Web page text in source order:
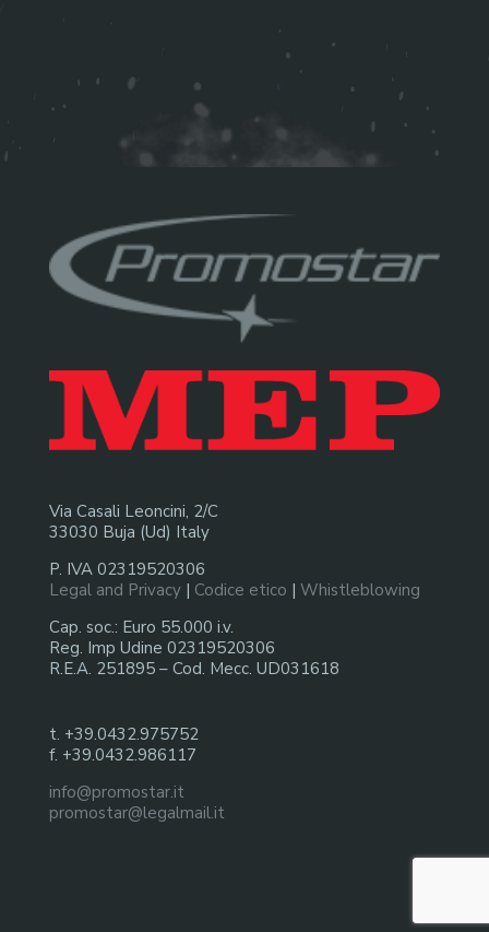
Via Casali Leoncini, 2/C
33030 Buja (Ud) Italy
P. IVA 02319520306
Legal and Privacy| Codice etico | Whistleblowing
Cap. soc.: Euro 55.000 i.v.
Reg. Imp Udine 02319520306
R.E.A. 251895 – Cod. Mecc. UD031618
t. +39.0432.975752
f. +39.0432.986117
info@promostar.it
promostar@legalmail.it